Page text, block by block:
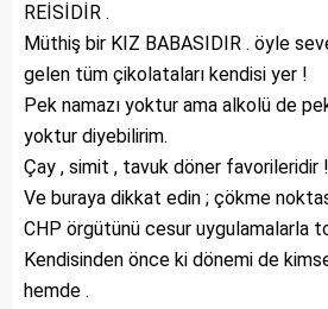
REİSİDİR .
Müthiş bir KIZ BABASIDIR . öyle
gelen tüm çikolataları kendisi yer !
Pek namazı yoktur ama alkolü de
yoktur diyebilirim.
Çay , simit , tavuk döner favorileridir !
Ve buraya dikkat edin ; çökme
CHP örgütünü cesur uygulamalarla
Kendisinden önce ki dönemi de
hemde .